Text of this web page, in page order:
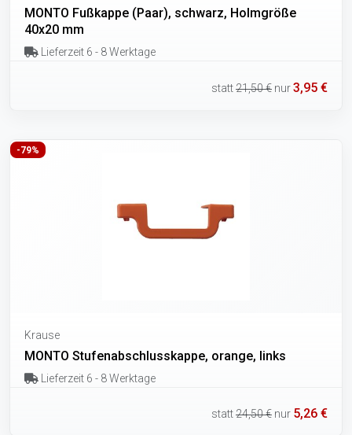
MONTO Fußkappe (Paar), schwarz, Holmgröße
40x20 mm
Lieferzeit 6 - 8 Werktage
statt21,50 € nur3,95 €
-79%
Krause
MONTO Stufenabschlusskappe, orange, links
Lieferzeit 6 - 8 Werktage
statt24,50 € nur 5,26 €